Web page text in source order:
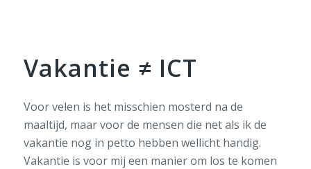
Vakantie ≠ ICT
Voor velen is het misschien mosterd na de
maaltijd, maar voor de mensen die net als ik de
vakantie nog in petto hebben wellicht handig.
Vakantie is voor mij een manier om los te komen